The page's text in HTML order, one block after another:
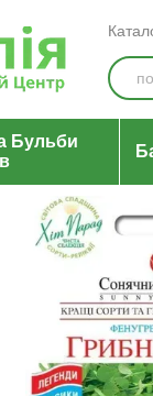
Бульби